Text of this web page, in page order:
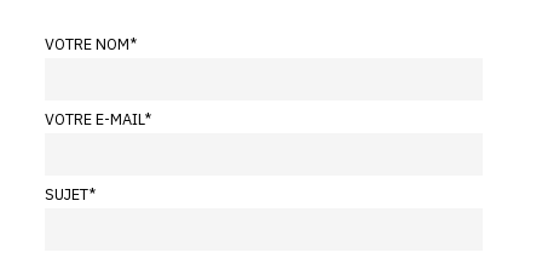
VOTRE NOM*
VOTRE E-MAIL*
SUJET*